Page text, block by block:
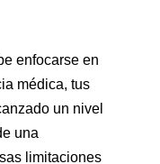
enfocarse en
médica, tus
un nivel
una
limitaciones